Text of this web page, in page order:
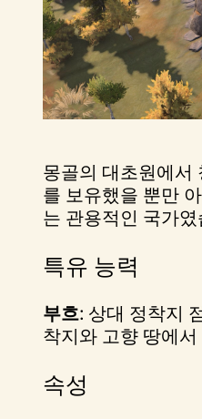
몽골의 대초원에서
를 보유했을 뿐만
는 관용적인 국가
특유 능력
부흐: 상대 정착지
착지와 고향 땅에
속성